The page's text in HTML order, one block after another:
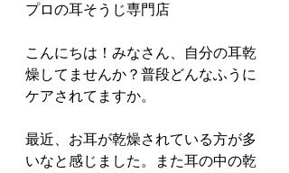
プロの耳そうじ専門店
こんにちは！みなさん、自分の耳乾
燥してませんか？普段どんなふうに
ケアされてますか。
最近、お耳が乾燥されている方が多
いなと感じました。また耳の中の乾